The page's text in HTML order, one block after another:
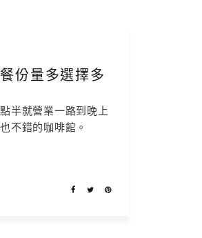
份量多選擇多
半就營業一路到晚上
不錯的咖啡館。